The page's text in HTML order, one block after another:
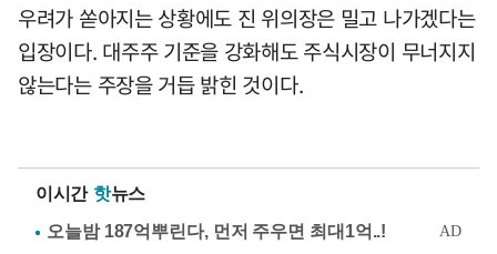
우려가 쏟아지는 상황에도 진 위의장은 밀고 나가겠다는
입장이다. 대주주 기준을 강화해도 주식시장이 무너지지
않는다는 주장을 거듭 밝힌 것이다.
이시간 핫뉴스